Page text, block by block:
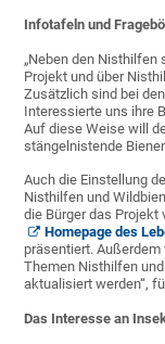
Infotafeln und
„Neben den
Projekt und über
Zusätzlich sind bei
Interessierte uns ihre
Auf diese Weise will
stängelnistende
Auch die Einstellung
Nisthilfen und
die Bürger das
Homepage des
präsentiert.
Themen Nisthilfen
aktualisiert werden“,
Das Interesse an